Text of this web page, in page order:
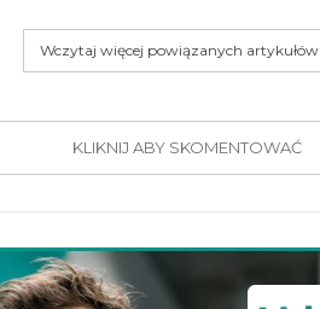
Wczytaj więcej powiązanych artykułów
KLIKNIJ ABY SKOMENTOWAĆ